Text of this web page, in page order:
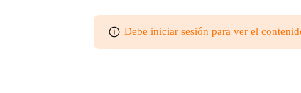
Debe iniciar sesión para ver el